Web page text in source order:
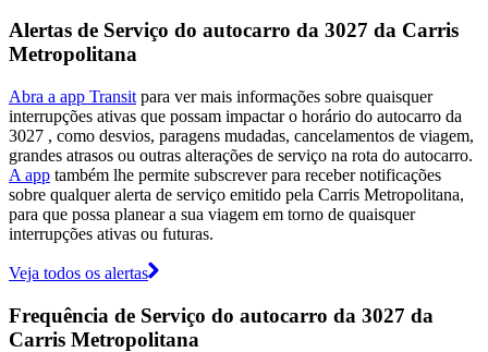
Alertas de Serviço do autocarro da 3027 da Carris
Metropolitana
Abra a app Transit para ver mais informações sobre quaisquer
interrupções ativas que possam impactar o horário do autocarro da
3027 , como desvios, paragens mudadas, cancelamentos de viagem,
grandes atrasos ou outras alterações de serviço na rota do autocarro.
A app também lhe permite subscrever para receber notificações
sobre qualquer alerta de serviço emitido pela Carris Metropolitana,
para que possa planear a sua viagem em torno de quaisquer
interrupções ativas ou futuras.
Veja todos os alertas
Frequência de Serviço do autocarro da 3027 da
Carris Metropolitana